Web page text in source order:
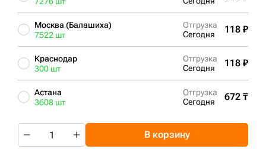
Москва (Балашиха)
7522 шт
Отгрузка
Сегодня
118 ₽
Краснодар
300 шт
Отгрузка
Сегодня
118 ₽
Астана
3608 шт
Отгрузка
Сегодня
672 ₸
В корзину